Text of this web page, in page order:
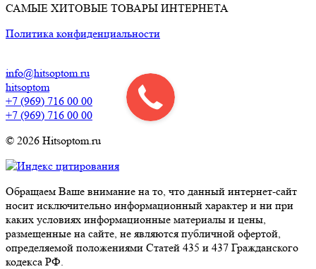
САМЫЕ ХИТОВЫЕ ТОВАРЫ ИНТЕРНЕТА
Политика конфиденциальности
info@hitsoptom.ru
hitsoptom
+7 (969) 716 00 00
+7 (969) 716 00 00
© 2026 Hitsoptom.ru
Обращаем Ваше внимание на то, что данный интернет-сайт
носит исключительно информационный характер и ни при
каких условиях информационные материалы и цены,
размещенные на сайте, не являются публичной офертой,
определяемой положениями Статей 435 и 437 Гражданского
кодекса РФ.